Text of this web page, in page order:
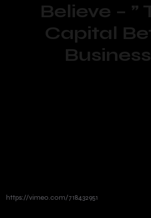
Believe – ”
Capital
Business
https://vimeo.com/718432951